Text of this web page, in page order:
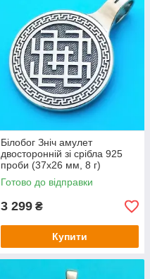
Білобог Зніч амулет
двосторонній зі срібла 925
проби (37х26 мм, 8 г)
Готово до відправки
3 299 ₴
Купити